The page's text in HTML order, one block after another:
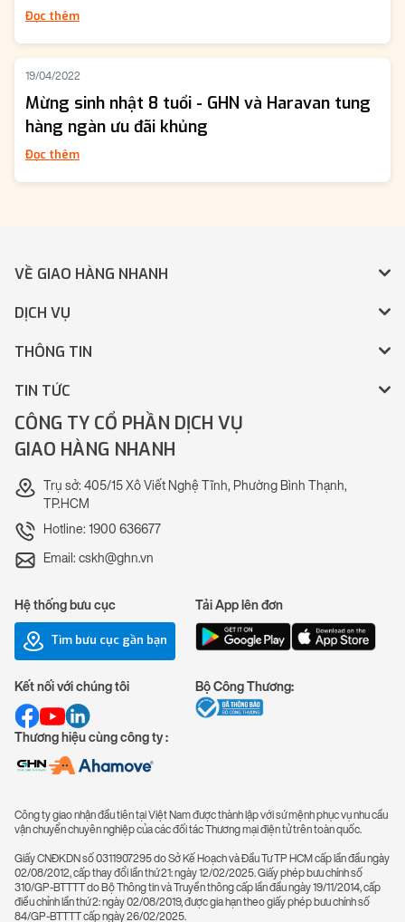
Đọc thêm
19/04/2022
Mừng sinh nhật 8 tuổi - GHN và Haravan tung
hàng ngàn ưu đãi khủng
Đọc thêm
VỀ GIAO HÀNG NHANH
DỊCH VỤ
THÔNG TIN
TIN TỨC
CÔNG TY CỔ PHẦN DỊCH VỤ
GIAO HÀNG NHANH
Trụ sở: 405/15 Xô Viết Nghệ Tĩnh, Phường Bình Thạnh,
TP.HCM
Hotline: 1900 636677
Email: cskh@ghn.vn
Hệ thống bưu cục
Tìm bưu cục gần bạn
Tải App lên đơn
Kết nối với chúng tôi
Thương hiệu cùng công ty :
Bộ Công Thương:
Công ty giao nhận đầu tiên tại Việt Nam được thành lập với sứ mệnh phục vụ nhu cầu
vận chuyển chuyên nghiệp của các đối tác Thương mại điện tử trên toàn quốc.
Giấy CNĐKDN số 0311907295 do Sở Kế Hoạch và Đầu Tư TP HCM cấp lần đầu ngày
02/08/2012, cấp thay đổi lần thứ 21: ngày 12/02/2025. Giấy phép bưu chính số
310/GP-BTTTT do Bộ Thông tin và Truyền thông cấp lần đầu ngày 19/11/2014, cấp
điều chỉnh lần thứ 2: ngày 02/08/2019, được gia hạn theo giấy phép bưu chính số
84/GP-BTTTT cấp ngày 26/02/2025.